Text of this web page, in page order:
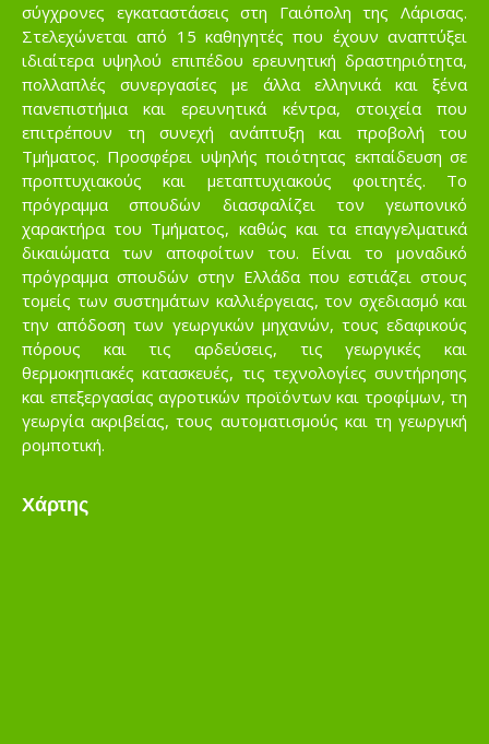
σύγχρονες εγκαταστάσεις στη Γαιόπολη της Λάρισας.
Στελεχώνεται από 15 καθηγητές που έχουν αναπτύξει
ιδιαίτερα υψηλού επιπέδου ερευνητική δραστηριότητα,
πολλαπλές συνεργασίες με άλλα ελληνικά και ξένα
πανεπιστήμια και ερευνητικά κέντρα, στοιχεία που
επιτρέπουν τη συνεχή ανάπτυξη και προβολή του
Τμήματος. Προσφέρει υψηλής ποιότητας εκπαίδευση σε
προπτυχιακούς και μεταπτυχιακούς φοιτητές. Το
πρόγραμμα σπουδών διασφαλίζει τον γεωπονικό
χαρακτήρα του Τμήματος, καθώς και τα επαγγελματικά
δικαιώματα των αποφοίτων του. Είναι το μοναδικό
πρόγραμμα σπουδών στην Ελλάδα που εστιάζει στους
τομείς των συστημάτων καλλιέργειας, τον σχεδιασμό και
την απόδοση των γεωργικών μηχανών, τους εδαφικούς
πόρους και τις αρδεύσεις, τις γεωργικές και
θερμοκηπιακές κατασκευές, τις τεχνολογίες συντήρησης
και επεξεργασίας αγροτικών προϊόντων και τροφίμων, τη
γεωργία ακριβείας, τους αυτοματισμούς και τη γεωργική
ρομποτική.
Χάρτης